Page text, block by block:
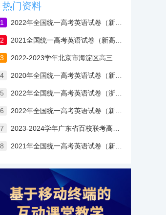
热门资料
1 2022年全国统一高考英语试卷（新高考II卷）含答案
2
3
4 2020年全国统一高考英语试卷（新课标Ⅰ卷）
5 2022年全国统一高考英语试卷（浙江卷）含答案
6 2022年全国统一高考英语试卷（新高考Ⅰ卷）含答案
7
8 2021年全国统一高考英语试卷（新高考Ⅱ卷）含答案解析